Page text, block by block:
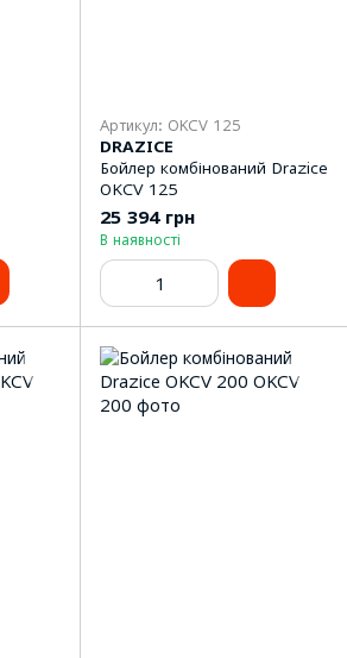
Артикул: OKCV 125
DRAZICE
Бойлер комбінований Drazice
OKCV 125
25 394 грн
В наявності